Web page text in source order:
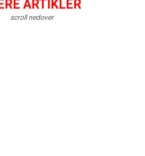
ARTIKLER
scroll nedover